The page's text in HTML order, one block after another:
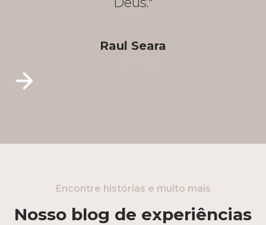
Raul Seara
Encontre histórias e muito mais
Nosso blog de experiências